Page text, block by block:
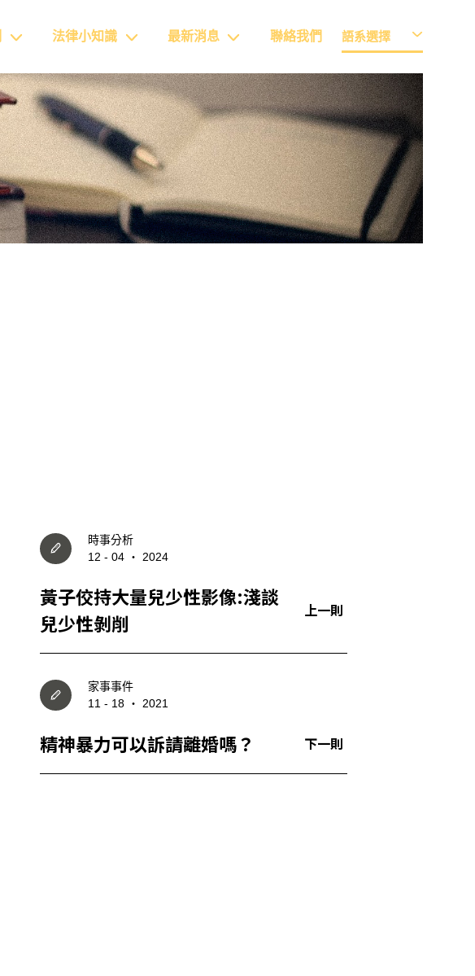
語系選擇
法律小知識 最新消息 聯絡我們
時事分析
12 - 04 ‧ 2024
黃子佼持大量兒少性影像:淺談
兒少性剝削
上一則
家事事件
11 - 18 ‧ 2021
精神暴力可以訴請離婚嗎？ 下一則